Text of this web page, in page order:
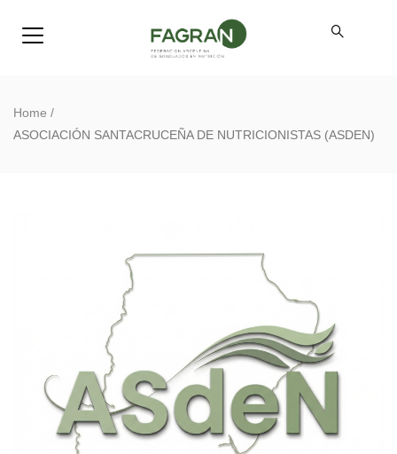
Home /
ASOCIACIÓN SANTACRUCEÑA DE NUTRICIONISTAS (ASDEN)